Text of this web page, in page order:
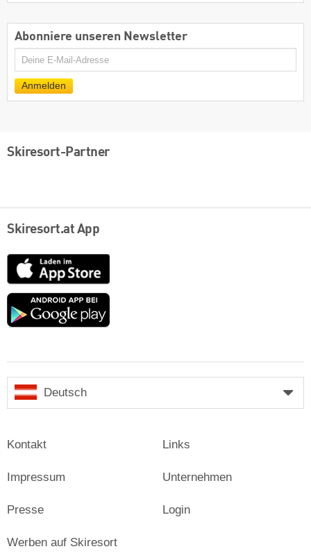
Abonniere unseren Newsletter
E-
Anmelden
Skiresort-Partner
Skiresort.at App
App
Store
Google
Deutsch
Kontakt
Impressum
Presse
Links
Unternehmen
Login
Werben auf Skiresort